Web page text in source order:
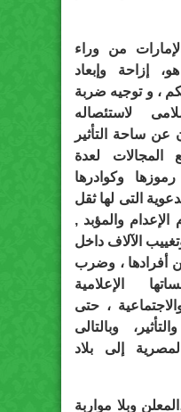
من وراء
إزاحة وإبعاد
، و توجيه ضربة
لاستئصاله
عن ساحة التأثير
لعدة
وكوادرها
التى لها ثقل
والمؤبد ,
الآلاف داخل
أفرادها ، وضرب
الإعلامية
، حتى
وبالتالى
إلى بلاد
وبلا مواربة